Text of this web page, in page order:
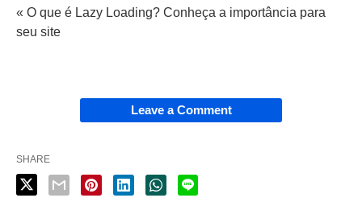
« O que é Lazy Loading? Conheça a importância para
seu site
Leave a Comment
SHARE